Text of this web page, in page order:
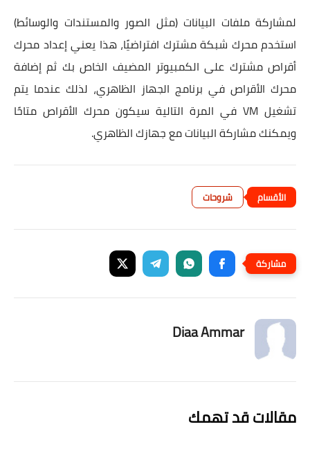
لمشاركة ملفات البيانات (مثل الصور والمستندات والوسائط)
استخدم محرك شبكة مشترك افتراضيًا، هذا يعني إعداد محرك
أقراص مشترك على الكمبيوتر المضيف الخاص بك ثم إضافة
محرك الأقراص في برنامج الجهاز الظاهري، لذلك عندما يتم
تشغيل VM في المرة التالية سيكون محرك الأقراص متاحًا
ويمكنك مشاركة البيانات مع جهازك الظاهري.
شروحات
Diaa Ammar
مقالات قد تهمك